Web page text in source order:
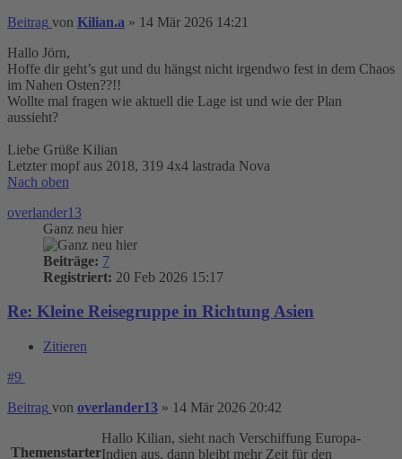
Beitrag von Kilian.a » 14 Mär 2026 14:21
Hallo Jörn,
Hoffe dir geht’s gut und du hängst nicht irgendwo fest in dem Chaos
im Nahen Osten??!!
Wollte mal fragen wie aktuell die Lage ist und wie der Plan
aussieht?
Liebe Grüße Kilian
Letzter mopf aus 2018, 319 4x4 lastrada Nova
Nach oben
overlander13
Ganz neu hier
Beiträge: 7
Registriert: 20 Feb 2026 15:17
Re: Kleine Reisegruppe in Richtung Asien
Zitieren
#9
Beitrag von overlander13 » 14 Mär 2026 20:42
Themenstarter
Hallo Kilian, sieht nach Verschiffung Europa-
Indien aus, dann bleibt mehr Zeit für den